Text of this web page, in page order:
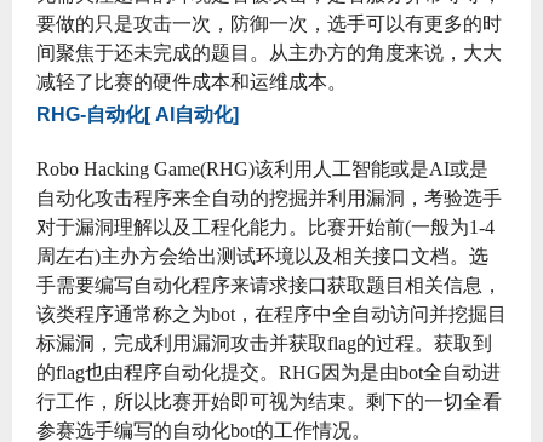
要做的只是攻击一次，防御一次，选手可以有更多的时
间聚焦于还未完成的题目。从主办方的角度来说，大大
减轻了比赛的硬件成本和运维成本。
RHG-自动化[ AI自动化]
Robo Hacking Game(RHG)该利用人工智能或是AI或是
自动化攻击程序来全自动的挖掘并利用漏洞，考验选手
对于漏洞理解以及工程化能力。比赛开始前(一般为1-4
周左右)主办方会给出测试环境以及相关接口文档。选
手需要编写自动化程序来请求接口获取题目相关信息，
该类程序通常称之为bot，在程序中全自动访问并挖掘目
标漏洞，完成利用漏洞攻击并获取flag的过程。获取到
的flag也由程序自动化提交。RHG因为是由bot全自动进
行工作，所以比赛开始即可视为结束。剩下的一切全看
参赛选手编写的自动化bot的工作情况。